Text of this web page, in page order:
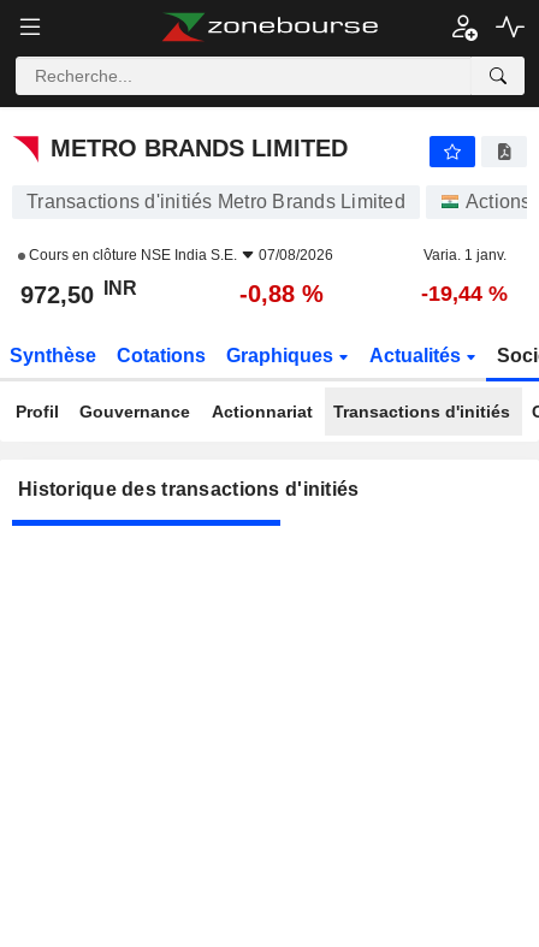
METRO BRANDS LIMITED
METRO BRANDS LIMITED
Transactions d'initiés Metro Brands Limited Actions
Cours en clôture NSE India S.E. 07/08/2026 Varia. 1 janv.
972,50 INR -0,88 % -19,44 %
Synthèse Cotations Graphiques Actualités
Profil Gouvernance Actionnariat Transactions d'initiés
Historique des transactions d'initiés